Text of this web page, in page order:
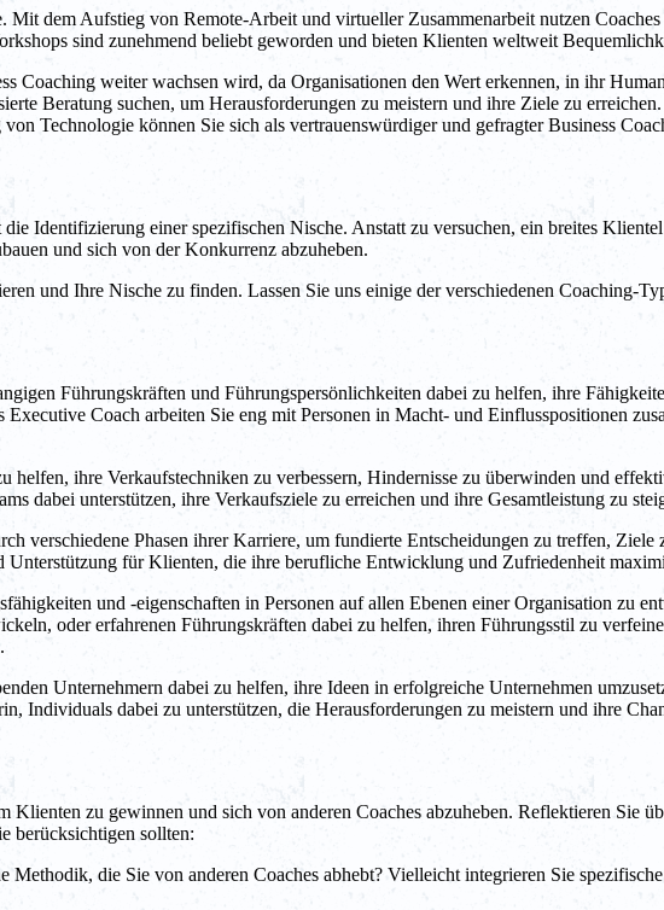
dem Aufstieg von Remote-Arbeit und virtueller Zusammenarbeit nutzen
sind zunehmend beliebt geworden und bieten Klienten weltweit
Coaching weiter wachsen wird, da Organisationen den Wert erkennen, in ihr
Beratung suchen, um Herausforderungen zu meistern und ihre Ziele zu
Technologie können Sie sich als vertrauenswürdiger und gefragter Business
Identifizierung einer spezifischen Nische. Anstatt zu versuchen, ein breites
und sich von der Konkurrenz abzuheben.
und Ihre Nische zu finden. Lassen Sie uns einige der verschiedenen Coaching-
Führungskräften und Führungspersönlichkeiten dabei zu helfen, ihre
Coach arbeiten Sie eng mit Personen in Macht- und Einflusspositionen
helfen, ihre Verkaufstechniken zu verbessern, Hindernisse zu überwinden und
dabei unterstützen, ihre Verkaufsziele zu erreichen und ihre Gesamtleistung zu
verschiedene Phasen ihrer Karriere, um fundierte Entscheidungen zu treffen, Ziele
für Klienten, die ihre berufliche Entwicklung und Zufriedenheit
und -eigenschaften in Personen auf allen Ebenen einer Organisation zu
oder erfahrenen Führungskräften dabei zu helfen, ihren Führungsstil zu
Unternehmern dabei zu helfen, ihre Ideen in erfolgreiche Unternehmen
Individuals dabei zu unterstützen, die Herausforderungen zu meistern und ihre
zu gewinnen und sich von anderen Coaches abzuheben. Reflektieren Sie
berücksichtigen sollten:
die Sie von anderen Coaches abhebt? Vielleicht integrieren Sie